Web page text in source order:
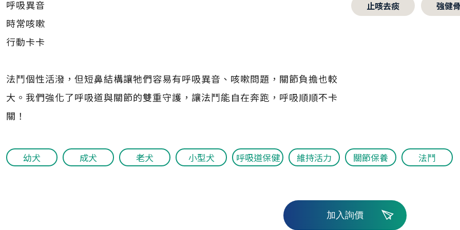
呼吸異音
時常咳嗽
行動卡卡
法鬥個性活潑，但短鼻結構讓牠們容易有呼吸異音、咳嗽問題，關節負擔也較
大。我們強化了呼吸道與關節的雙重守護，讓法鬥能自在奔跑，呼吸順順不卡
關！
止咳去痰 強健
幼犬 成犬 老犬 小型犬 呼吸道保健 維持活力 關節保養 法鬥
加入詢價